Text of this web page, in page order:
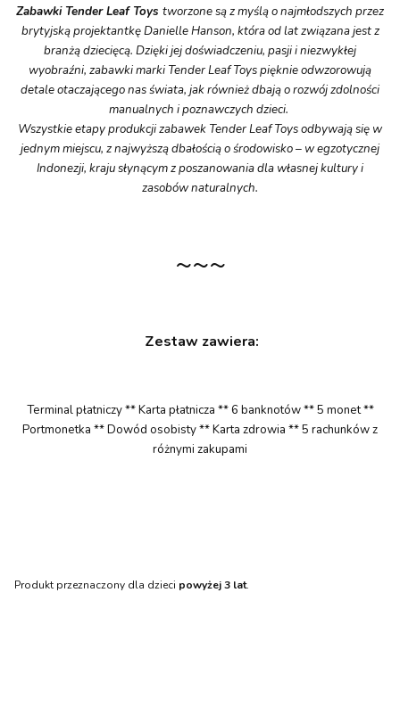
Zabawki Tender Leaf Toys tworzone są z myślą o najmłodszych przez
brytyjską projektantkę Danielle Hanson, która od lat związana jest z
branżą dziecięcą. Dzięki jej doświadczeniu, pasji i niezwykłej
wyobraźni, zabawki marki Tender Leaf Toys pięknie odwzorowują
detale otaczającego nas świata, jak również dbają o rozwój zdolności
manualnych i poznawczych dzieci.
Wszystkie etapy produkcji zabawek Tender Leaf Toys odbywają się w
jednym miejscu, z najwyższą dbałością o środowisko – w egzotycznej
Indonezji, kraju słynącym z poszanowania dla własnej kultury i
zasobów naturalnych.
~~~
Zestaw zawiera:
Terminal płatniczy ** Karta płatnicza ** 6 banknotów ** 5 monet **
Portmonetka ** Dowód osobisty ** Karta zdrowia ** 5 rachunków z
różnymi zakupami
Produkt przeznaczony dla dzieci powyżej 3 lat.